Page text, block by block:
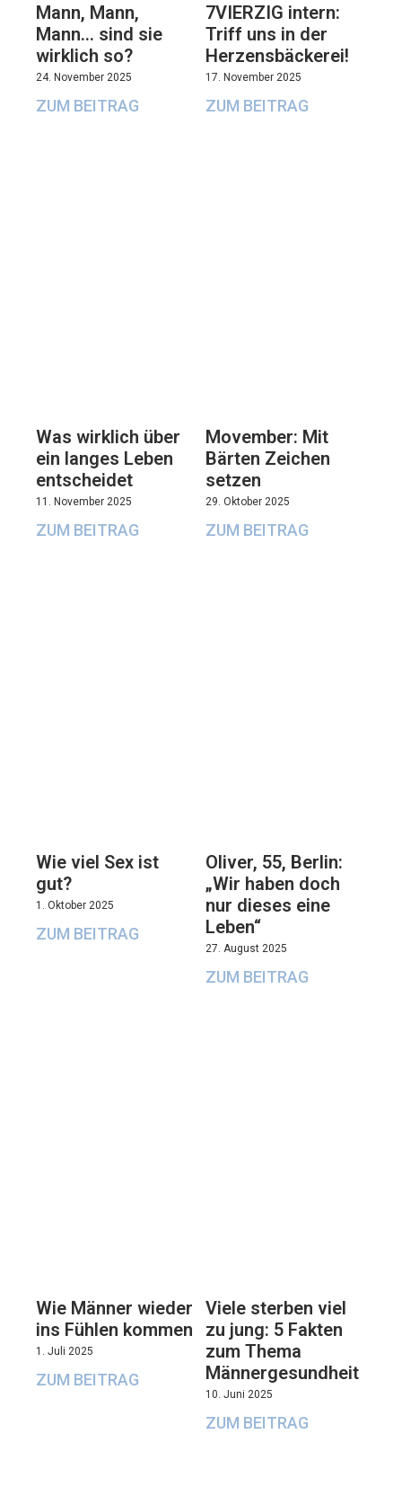
Mann, Mann,
Mann… sind sie
wirklich so?
24. November 2025
ZUM BEITRAG
7VIERZIG intern:
Triff uns in der
Herzensbäckerei!
17. November 2025
ZUM BEITRAG
Was wirklich über
ein langes Leben
entscheidet
11. November 2025
ZUM BEITRAG
Movember: Mit
Bärten Zeichen
setzen
29. Oktober 2025
ZUM BEITRAG
Wie viel Sex ist
gut?
1. Oktober 2025
ZUM BEITRAG
Oliver, 55, Berlin:
„Wir haben doch
nur dieses eine
Leben“
27. August 2025
ZUM BEITRAG
Wie Männer wieder
ins Fühlen kommen
1. Juli 2025
ZUM BEITRAG
Viele sterben viel
zu jung: 5 Fakten
zum Thema
Männergesundheit
10. Juni 2025
ZUM BEITRAG